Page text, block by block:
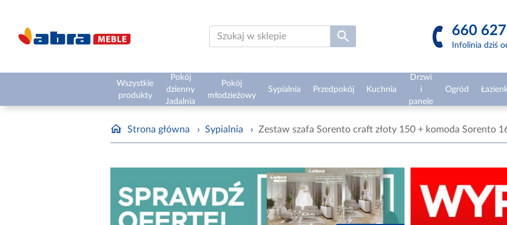
660
Infolinia dziś
Wszystkie
produkty
Pokój
dzienny
Jadalnia
Pokój
młodzieżowy
Sypialnia Przedpokój Kuchnia
Drzwi
i
panele
Ogród
Strona główna › Sypialnia › Zestaw szafa Sorento craft złoty 150 + komoda Sorento